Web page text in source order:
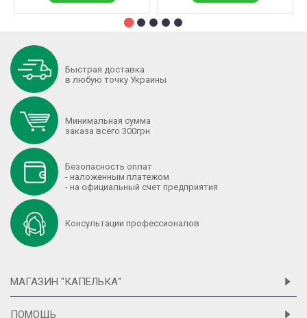
Быстрая доставка
в любую точку Украины
Минимальная сумма
заказа всего 300грн
Безопасность оплат
- наложенным платежом
- на официальный счет предприятия
Консультации профессионалов
МАГАЗИН "КАПЕЛЬКА"
ПОМОЩЬ